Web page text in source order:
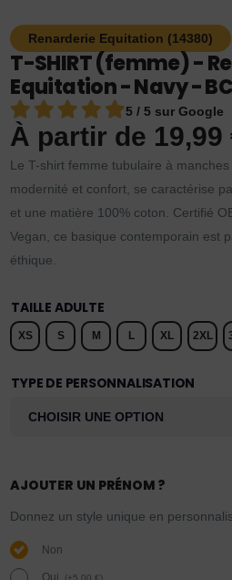
Renarderie Equitation (14380)
T-SHIRT (femme) -
Equitation - Navy -
5 / 5 sur Google
À partir de 19,99
Le T-shirt femme tubulaire à
modernité et confort, se caractérise
et une matière 100% coton. Certifié
Vegan, ce basique contemporain est
éthique.
TAILLE ADULTE
XS S M L XL 2XL
TYPE DE PERSONNALISATION
AJOUTER UN PRÉNOM ?
Donnez un style unique en
Non